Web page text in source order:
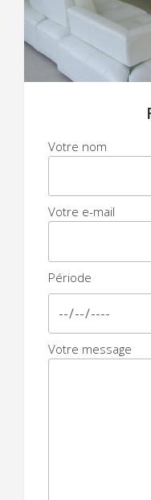
Votre nom
Votre e-mail
Période
Votre message